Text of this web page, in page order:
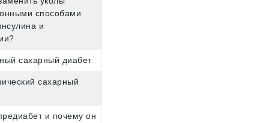
способами
и
сахарный диабет
сахарный
и почему он